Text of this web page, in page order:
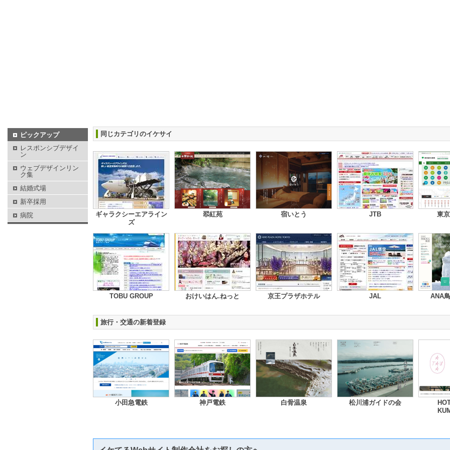
同じカテゴリのイケサイ
ギャラクシーエアライン
ズ
翆紅苑 宿いとう JTB 東
TOBU GROUP おけいはん.ねっと 京王プラザホテル JAL ANA
旅行・交通の新着登録
小田急電鉄 神戸電鉄 白骨温泉 松川浦ガイドの会
ピックアップ
レスポンシブデザイ
ン
ウェブデザインリン
ク集
結婚式場
新卒採用
病院